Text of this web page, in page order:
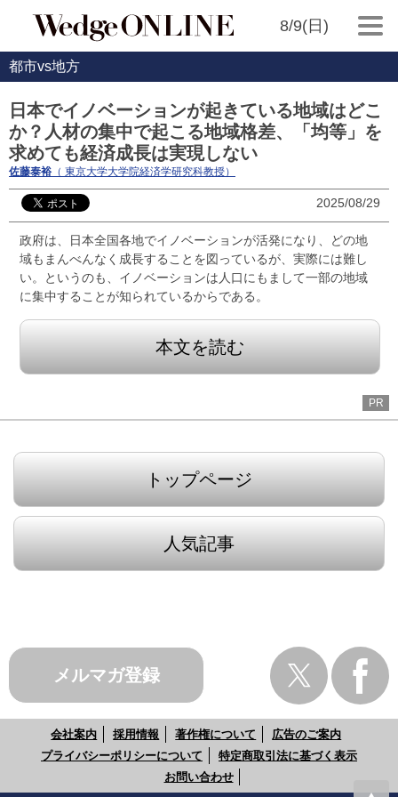
8/9(日)
都市vs地方
日本でイノベーションが起きている地域はどこ
か？人材の集中で起こる地域格差、「均等」を
求めても経済成長は実現しない
佐藤泰裕 （ 東京大学大学院経済学研究科教授）
2025/08/29
政府は、日本全国各地でイノベーションが活発になり、どの地
域もまんべんなく成長することを図っているが、実際には難し
い。というのも、イノベーションは人口にもまして一部の地域
に集中することが知られているからである。
本文を読む
PR
トップページ
人気記事
メルマガ登録
会社案内 採用情報 著作権について
広告のご案内
プライバシーポリシーについて
特定商取引法に基づく表示
お問い合わせ